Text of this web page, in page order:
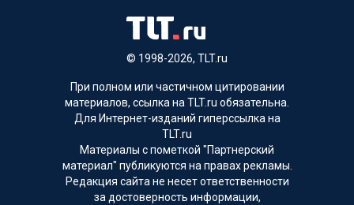
© 1998-2026, TLT.ru
При полном или частичном цитировании
материалов, ссылка на TLT.ru обязательна.
Для Интернет-изданий гиперссылка на
TLT.ru
Материалы с пометкой "Партнерский
материал" публикуются на правах рекламы.
Редакция сайта не несет ответственности
за достоверность информации,